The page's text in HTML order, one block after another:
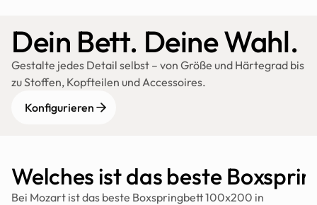
Dein Bett. Deine Wahl.
Gestalte jedes Detail selbst – von Größe und Härtegrad bis
zu Stoffen, Kopfteilen und Accessoires.
Konfigurieren
Welches ist das beste
Bei Mozart ist das beste Boxspringbett 100x200 in